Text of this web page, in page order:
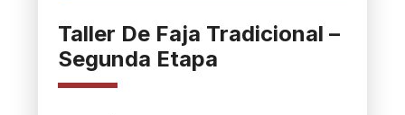
Taller De Faja Tradicional –
Segunda Etapa